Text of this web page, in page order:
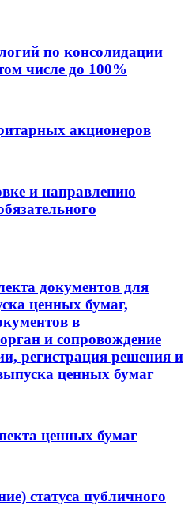
по консолидации
числе до 100%
акционеров
и направлению
документов для
ценных бумаг,
в
и сопровождение
регистрация решения и
ценных бумаг
ценных бумаг
статуса публичного